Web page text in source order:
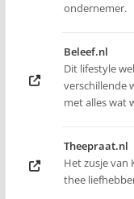
ondernemer.
Beleef.nl
Dit lifestyle
verschillende
met alles wat
Theepraat.nl
Het zusje van
thee